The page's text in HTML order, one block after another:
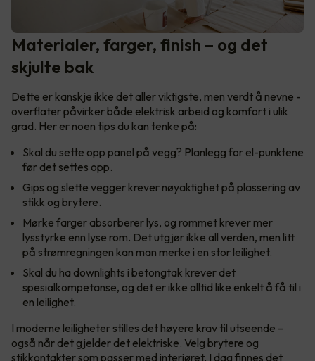
Materialer, farger, finish – og det
skjulte bak
Dette er kanskje ikke det aller viktigste, men verdt å nevne -
overflater påvirker både elektrisk arbeid og komfort i ulik
grad. Her er noen tips du kan tenke på:
Skal du sette opp panel på vegg? Planlegg for el-punktene
før det settes opp.
Gips og slette vegger krever nøyaktighet på plassering av
stikk og brytere.
Mørke farger absorberer lys, og rommet krever mer
lysstyrke enn lyse rom. Det utgjør ikke all verden, men litt
på strømregningen kan man merke i en stor leilighet.
Skal du ha downlights i betongtak krever det
spesialkompetanse, og det er ikke alltid like enkelt å få til i
en leilighet.
I moderne leiligheter stilles det høyere krav til utseende –
også når det gjelder det elektriske. Velg brytere og
stikkontakter som passer med interiøret. I dag finnes det